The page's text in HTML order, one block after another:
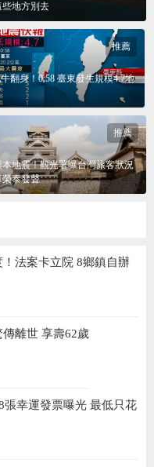
些地方別去
推薦
翻身！0:58 臺東發生規模4.7地
推薦
本地震！觀光署曝台灣旅客狀況
榮泰發聲
法案卡立院 8鄉鎮自辦
離世 享壽62歲
張幸運發票曝光 最低只花